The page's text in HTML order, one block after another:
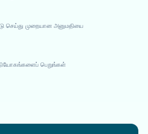
செய்து முறையான அனுமதியை
பெறுங்கள்